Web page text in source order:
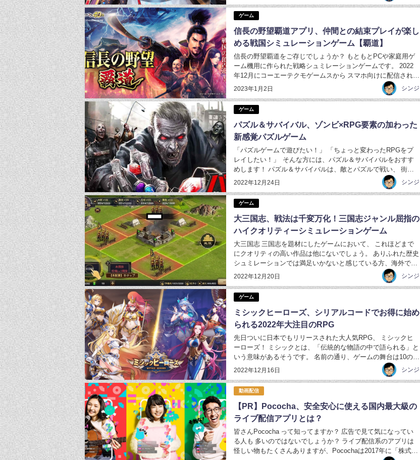
ゲーム
信長の野望覇道アプリ、仲間との結束プレイが楽し
める戦国シミュレーションゲーム【覇道】
2023年1月2日
信長の野望覇道をご存じでしょうか？ もともとPCや家庭用ゲ
ーム機用に作られた戦略シュミレーションゲームです。 2022
年12月にコーエーテクモゲームスから スマホ向けに配信された
バージョンになります。 信長の野望覇道では、 プレイヤーが
好きな大名に仕えて、 領主として領土争いや攻城戦などに次々
と参加し、 天下統一を目指...
シンジ
ゲーム
パズル＆サバイバル、ゾンビ×RPG要素の加わった
新感覚パズルゲーム
2022年12月24日
「パズルゲームで遊びたい！」 「ちょっと変わったRPGをプ
レイしたい！」 そんな方には、パズル＆サバイバルをおすす
めします！ パズル＆サバイバルは、敵とパズルで戦い、 街を
発展させていくという新感覚のRPGゲームです。 パズルは３
マッチパートで サクサク進んでいくので爽快感が味わえます！
そのため、 パズルゲームを楽...
シンジ
ゲーム
大三国志、戦法は千変万化！三国志ジャンル屈指の
ハイクオリティーシミュレーションゲーム
2022年12月20日
大三国志 三国志を題材にしたゲームにおいて、 これほどまで
にクオリティの高い作品は他にないでしょう。 ありふれた歴史
シュミレーションでは満足いかないと感じている方、海外で最
も評価が高いと言われている本作を思う存分楽しんでみたはい
かがでしょうか？ 大三国志の内容、 大三国志の魅力、 大三国
志のインストール方法とまとめ、 ...
シンジ
ゲーム
ミシックヒーローズ、シリアルコードでお得に始め
られる2022年大注目のRPG
2022年12月16日
先日ついに日本でもリリースされた大人気RPG、 ミシックヒ
ーローズ！ ミシックとは、「伝統的な物語の中で語られる」と
いう意味があるそうです。 名前の通り、ゲームの舞台は10の広
大な大陸。 そこで繰り広げられる、数千年にわたる壮大なスト
ーリー。 今回はそんな『ミシックヒーローズ』の魅力をご紹介
したいと思います。 ミシック...
シンジ
動画配信
【PR】Pococha、安全安心に使える国内最大級の
ライブ配信アプリとは？
皆さんPococha って知ってますか？ 広告で見て気になってい
る人も 多いのではないでしょうか？ ライブ配信系のアプリは
怪しい物もたくさんありますが、Pocochaは2017年に「株式会